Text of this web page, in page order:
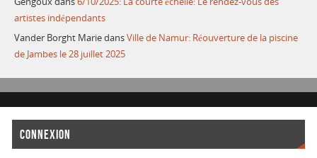
artistes indépendants
Vander Borght MariedansVille de Namur: Réouverture de la piscine
de Jambes le 28 juillet 2025
CONNEXION